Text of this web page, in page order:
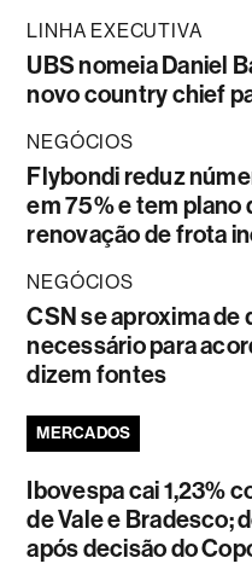
LINHA EXECUTIVA
UBS nomeia Daniel
novo country chief
NEGÓCIOS
Flybondi reduz
em 75% e tem plano
renovação de frota
NEGÓCIOS
CSN se aproxima de
necessário para
dizem fontes
MERCADOS
Ibovespa cai 1,23%
de Vale e Bradesco;
após decisão do